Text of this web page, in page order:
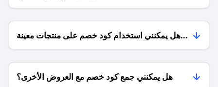
هل يمكنني استخدام كود خصم على منتجات معينة
فقط؟
هل يمكنني جمع كود خصم مع العروض الأخرى؟